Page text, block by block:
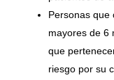
Personas que
mayores de 6
que
riesgo por su